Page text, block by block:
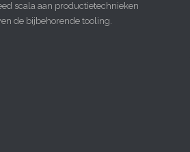
scala aan productietechnieken
de bijbehorende tooling.